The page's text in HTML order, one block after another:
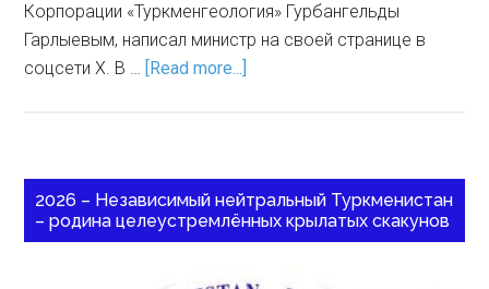
Корпорации «Туркменгеология» Гурбангельды
Гарлыевым, написал министр на своей странице в
соцсети Х. В … [Read more...]
2026 – Независимый нейтральный Туркменистан
– родина целеустремлённых крылатых скакунов